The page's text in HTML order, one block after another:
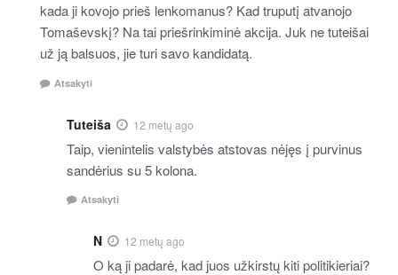
kada ji kovojo prieš lenkomanus? Kad truputį atvanojo
Tomaševskį? Na tai priešrinkiminė akcija. Juk ne tuteišai
už ją balsuos, jie turi savo kandidatą.
Atsakyti
Tuteiša 12 metų ago
Taip, vienintelis valstybės atstovas nėjęs į purvinus
sandėrius su 5 kolona.
Atsakyti
N 12 metų ago
O ką ji padarė, kad juos užkirstų kiti politikieriai?